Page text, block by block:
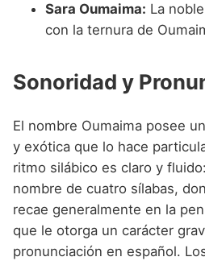
Sara Oumaima: La
con la ternura de
Sonoridad y
El nombre Oumaima posee
y exótica que lo hace
ritmo silábico es claro y fluido:
nombre de cuatro sílabas,
recae generalmente en la
que le otorga un carácter
pronunciación en español.